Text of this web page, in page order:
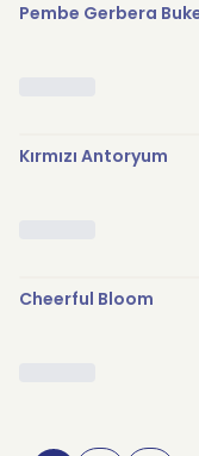
Pembe Gerbera
Kırmızı Antoryum
Cheerful Bloom